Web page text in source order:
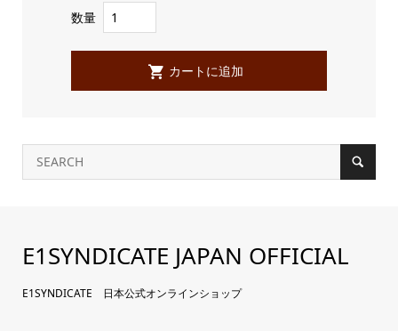
数量
E1SYNDICATE JAPAN OFFICIAL
E1SYNDICATE 日本公式オンラインショップ